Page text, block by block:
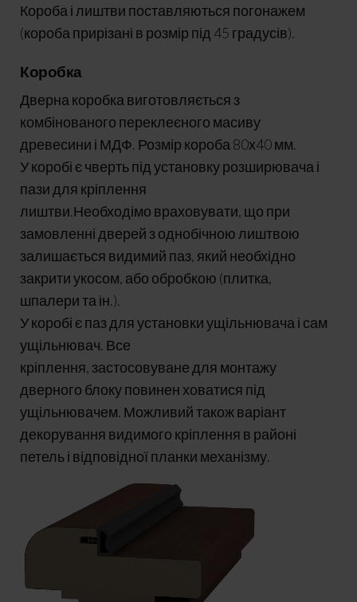
Короба і лиштви поставляються погонажем
(короба прирізані в розмір під 45 градусів).
Коробка
Дверна коробка виготовляється з
комбінованого переклеєного масиву
древесини і МДФ. Розмір короба 80х40 мм.
У коробі є чверть під установку розширювача і
пази для кріплення
лиштви.Необходімо враховувати, що при
замовленні дверей з однобічною лиштвою
залишається видимий паз, який необхідно
закрити укосом, або обробкою (плитка,
шпалери та ін.).
У коробі є паз для установки ущільнювача і сам
ущільнювач. Все
кріплення, застосовуване для монтажу
дверного блоку повинен ховатися під
ущільнювачем. Можливий також варіант
декорування видимого кріплення в районі
петель і відповідної планки механізму.